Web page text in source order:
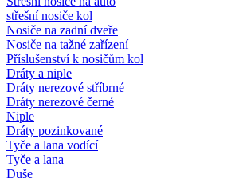
střešní nosiče kol
Nosiče na zadní dveře
Nosiče na tažné zařízení
Příslušenství k nosičům kol
Dráty a niple
Dráty nerezové stříbrné
Dráty nerezové černé
Niple
Dráty pozinkované
Tyče a lana vodící
Tyče a lana
Duše